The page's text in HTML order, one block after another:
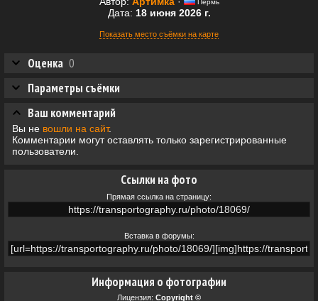
Пермь
Дата: 18 июня 2026 г.
Показать место съёмки на карте
Информация о фотографии
Лицензия: Copyright ©
Оценка 0
Ссылки на фото
Прямая ссылка на страницу:
Вставка в форумы:
Параметры съёмки
Ваш комментарий
Вы не вошли на сайт.
Комментарии могут оставлять только зарегистрированные
пользователи.